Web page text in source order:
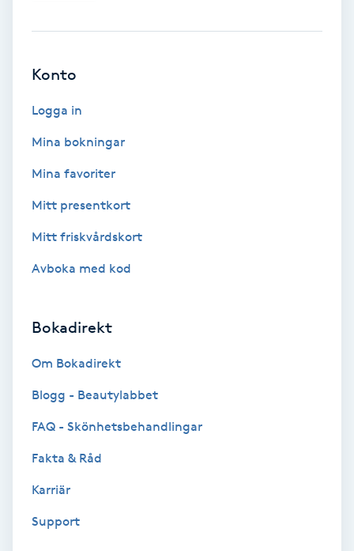
Nageltrång
Naglar borttagning
Naglar reparation
Naprapati
Navelpiercing
Ny frisyr
Olaplex
Konto
Logga in
Mina bokningar
Mina favoriter
Mitt presentkort
Mitt friskvårdskort
Avboka med kod
Bokadirekt
Om Bokadirekt
Blogg - Beautylabbet
FAQ - Skönhetsbehandlingar
Fakta & Råd
Karriär
Support